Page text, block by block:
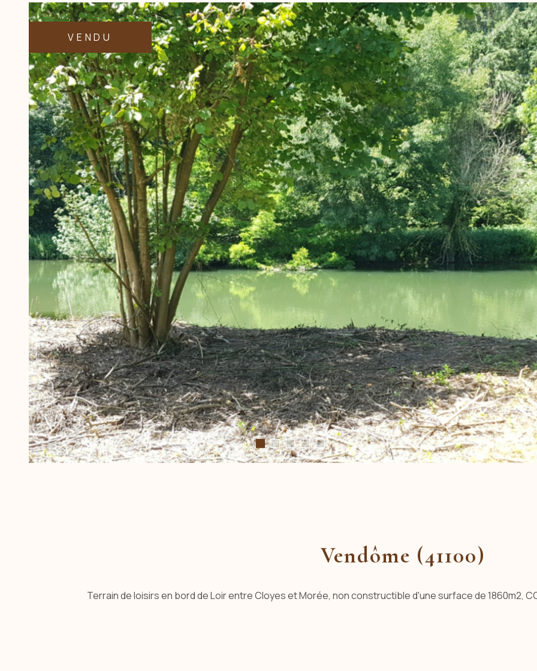
VENDU
Vendôme (41100)
Terrain de loisirs en bord de Loir entre Cloyes et Morée, non constructible d'une surface de 1860m2,